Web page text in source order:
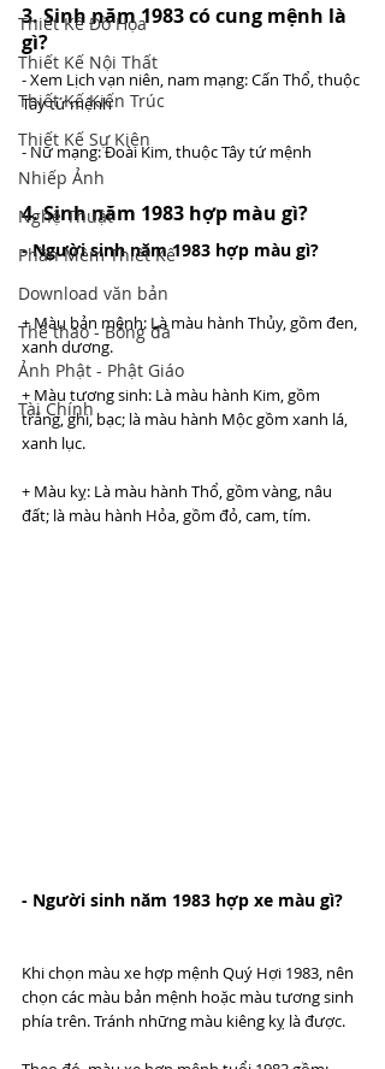
Thiết Kế Đồ Họa
Thiết Kế Nội Thất
Thiết Kế Kiến Trúc
Thiết Kế Sự Kiện
Nhiếp Ảnh
Nghệ Thuật
Phần Mềm Thiết Kế
Download văn bản
Thể thao - Bóng đá
Ảnh Phật - Phật Giáo
Tài Chính
3. Sinh năm 1983 có cung mệnh là
gì?
- Xem Lịch vạn niên, nam mạng: Cấn Thổ, thuộc
Tây tứ mệnh
- Nữ mạng: Đoài Kim, thuộc Tây tứ mệnh
4. Sinh năm 1983 hợp màu gì?
- Người sinh năm 1983 hợp màu gì?
+ Màu bản mệnh: Là màu hành Thủy, gồm đen,
xanh dương.
+ Màu tương sinh: Là màu hành Kim, gồm
trắng, ghi, bạc; là màu hành Mộc gồm xanh lá,
xanh lục.
+ Màu kỵ: Là màu hành Thổ, gồm vàng, nâu
đất; là màu hành Hỏa, gồm đỏ, cam, tím.
- Người sinh năm 1983 hợp xe màu gì?
Khi chọn màu xe hợp mệnh Quý Hợi 1983, nên
chọn các màu bản mệnh hoặc màu tương sinh
phía trên. Tránh những màu kiêng kỵ là được.